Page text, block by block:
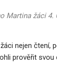
Martina žáci
nejen čtení,
prověřit